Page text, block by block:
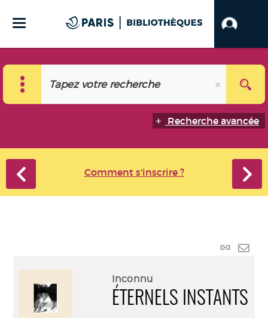
Recherche avancée
Comment s'inscrire ?
Lien
mail
Inconnu
ÉTERNELS INSTANTS